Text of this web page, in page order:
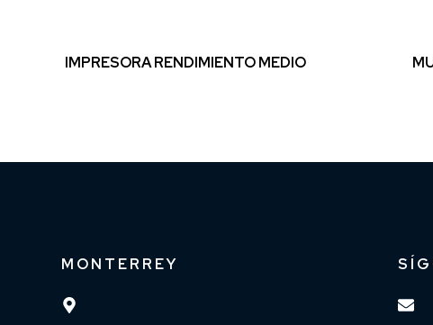
IMPRESORA RENDIMIENTO MEDIO
MONTERREY